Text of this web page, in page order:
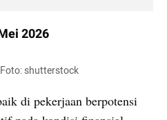
2026
shutterstock
di pekerjaan berpotensi